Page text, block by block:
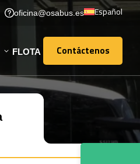
oficina@osabus.es Español
FLOTA Contáctenos
Contáctenos